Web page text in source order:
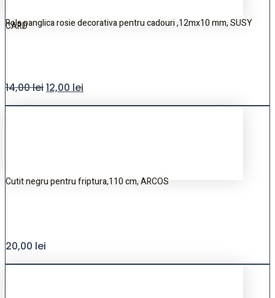
Rola panglica rosie decorativa pentru cadouri ,12mx10 mm, SUSY
CARD
14,00lei12,00 lei
Cutit negru pentru friptura,110 cm, ARCOS
20,00 lei